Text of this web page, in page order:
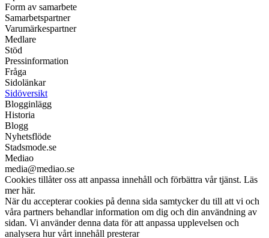
Form av samarbete
Samarbetspartner
Varumärkespartner
Medlare
Stöd
Pressinformation
Fråga
Sidolänkar
Sidöversikt
Blogginlägg
Historia
Blogg
Nyhetsflöde
Stadsmode.se
Mediao
media@mediao.se
Cookies tillåter oss att anpassa innehåll och förbättra vår tjänst. Läs
mer här.
När du accepterar cookies på denna sida samtycker du till att vi och
våra partners behandlar information om dig och din användning av
sidan. Vi använder denna data för att anpassa upplevelsen och
analysera hur vårt innehåll presterar